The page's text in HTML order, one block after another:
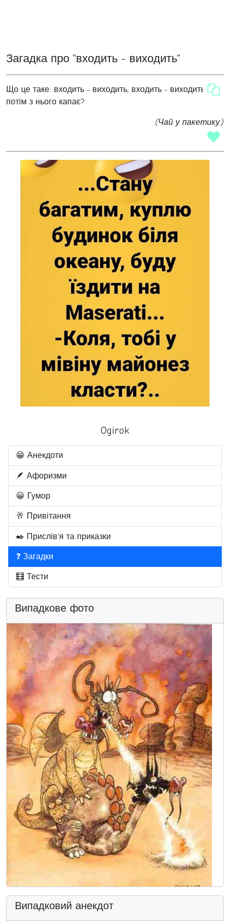
Загадка про "входить - виходить"
Що це таке: входить - виходить, входить - виходить, а
потім з нього капає?
(Чай у пакетику.)
Ogirok
😁 Анекдоти
🪶 Афоризми
😀 Гумор
🥂 Привітання
✒️ Прислів'я та приказки
❓ Загадки
🧮 Тести
Випадкове фото
Випадковий анекдот